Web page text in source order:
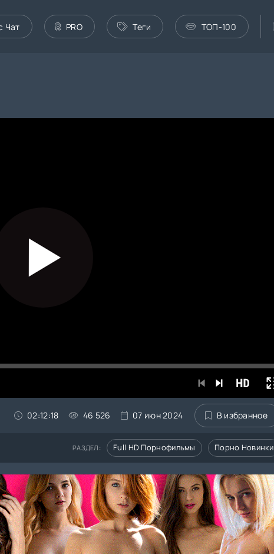
Чат PRO Теги ТОП-100
02:12:18 46 526 07 июн 2024 В избранное
РАЗДЕЛ: Full HD Порнофильмы Порно Новинки